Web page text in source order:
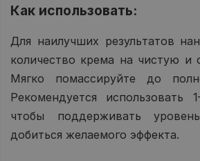
Как использовать:
Для наилучших результатов
количество крема на чистую и
Мягко помассируйте до
Рекомендуется использовать
чтобы поддерживать
добиться желаемого эффекта.